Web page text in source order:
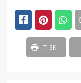
IN
ČLÁNKY
TISK